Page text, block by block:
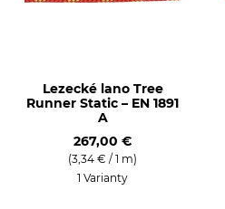
Lezecké lano Tree
Runner Static – EN 1891
A
267,00 €
(3,34 € / 1 m)
1 Varianty